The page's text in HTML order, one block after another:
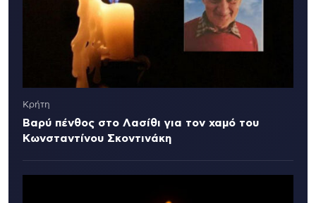
Κρήτη
Βαρύ πένθος στο Λασίθι για τον χαμό του
Κωνσταντίνου Σκοντινάκη